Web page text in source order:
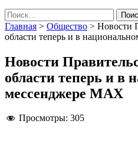
Найти:
Главная > Общество > Новости
области теперь и в
Новости
области теперь и в
мессенджере MAX
Просмотры: 305